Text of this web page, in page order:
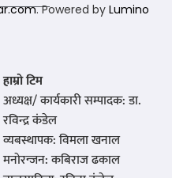
. Powered by Lumino
हाम्रो टिम
अध्यक्ष/ कार्यकारी सम्पादक: डा.
रविन्द्र कंडेल
व्यबस्थापक: विमला खनाल
मनोरन्जन: कबिराज ढकाल